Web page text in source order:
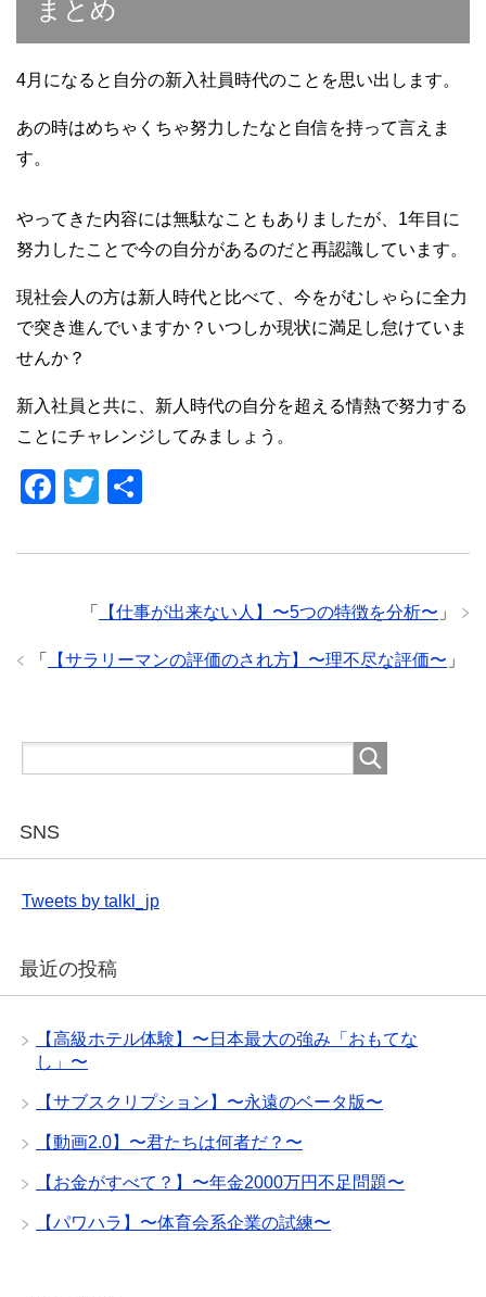
まとめ
4月になると自分の新入社員時代のことを思い出します。
あの時はめちゃくちゃ努力したなと自信を持って言えま
す。
やってきた内容には無駄なこともありましたが、1年目に
努力したことで今の自分があるのだと再認識しています。
現社会人の方は新人時代と比べて、今をがむしゃらに全力
で突き進んでいますか？いつしか現状に満足し怠けていま
せんか？
新入社員と共に、新人時代の自分を超える情熱で努力する
ことにチャレンジしてみましょう。
F
c
o
T
tt
「 【仕事が出来ない人】〜5つの特徴を分析〜 」
「 【サラリーマンの評価のされ方】〜理不尽な評価〜 」
SNS
Tweets by talkl_jp
最近の投稿
【高級ホテル体験】〜日本最大の強み「おもてな
し」〜
【サブスクリプション】〜永遠のベータ版〜
【動画2.0】〜君たちは何者だ？〜
【お金がすべて？】〜年金2000万円不足問題〜
【パワハラ】〜体育会系企業の試練〜